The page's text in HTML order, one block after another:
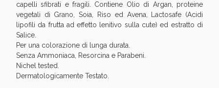
capelli sfibrati e fragili. Contiene Olio di Argan, proteine
vegetali di Grano, Soia, Riso ed Avena, Lactosafe (Acidi
lipofili da frutta ad effetto lenitivo sulla cute) ed estratto di
Salice.
Per una colorazione di lunga durata.
Senza Ammoniaca, Resorcina e Parabeni.
Nichel tested.
Dermatologicamente Testato.
Sconto fino al 55% disponibile oggi!